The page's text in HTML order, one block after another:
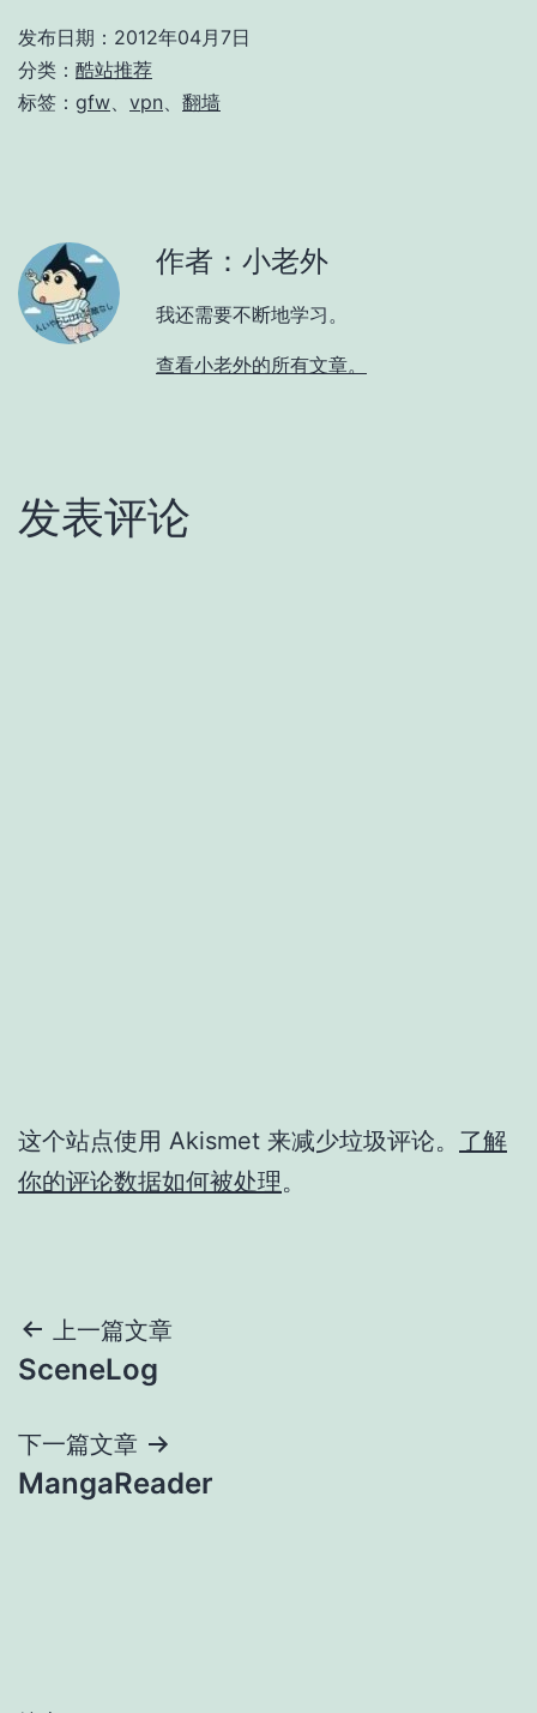
发布日期： 2012年04月7日
分类： 酷站推荐
标签： gfw vpn 翻墙
作者：小老外
我还需要不断地学习。
查看小老外的所有文章。
发表评论
这个站点使用 Akismet 来减少垃圾评论。 了解
你的评论数据如何被处理。
文
章
导
航
上一篇文章
SceneLog
下一篇文章
MangaReader